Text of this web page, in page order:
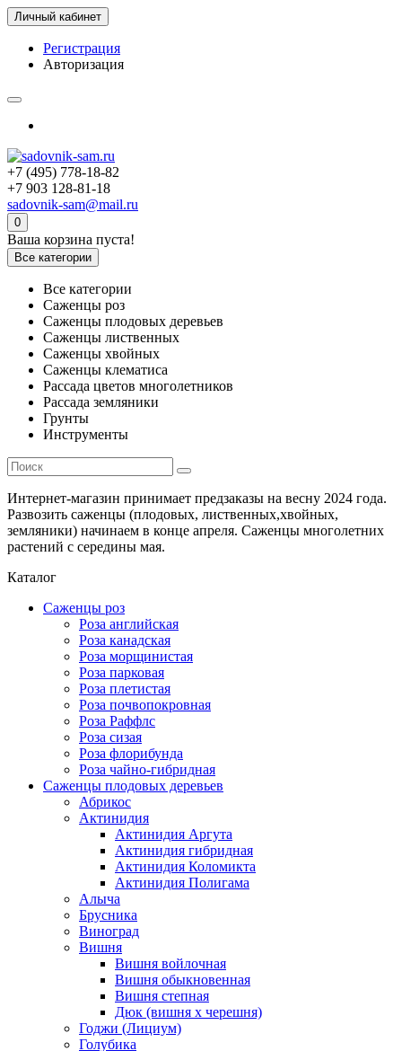
Личный кабинет
Регистрация
Авторизация
+7 (495) 778-18-82
+7 903 128-81-18
sadovnik-sam@mail.ru
0
Ваша корзина пуста!
Все категории
Все категории
Саженцы роз
Саженцы плодовых деревьев
Саженцы лиственных
Саженцы хвойных
Саженцы клематиса
Рассада цветов многолетников
Рассада земляники
Грунты
Инструменты
Интернет-магазин принимает предзаказы на весну 2024 года.
Развозить саженцы (плодовых, лиственных,хвойных,
земляники) начинаем в конце апреля. Саженцы многолетних
растений с середины мая.
Каталог
Саженцы роз
Роза английская
Роза канадская
Роза морщинистая
Роза парковая
Роза плетистая
Роза почвопокровная
Роза Раффлс
Роза сизая
Роза флорибунда
Роза чайно-гибридная
Саженцы плодовых деревьев
Абрикос
Актинидия
Актинидия Аргута
Актинидия гибридная
Актинидия Коломикта
Актинидия Полигама
Алыча
Брусника
Виноград
Вишня
Вишня войлочная
Вишня обыкновенная
Вишня степная
Дюк (вишня х черешня)
Годжи (Лициум)
Голубика